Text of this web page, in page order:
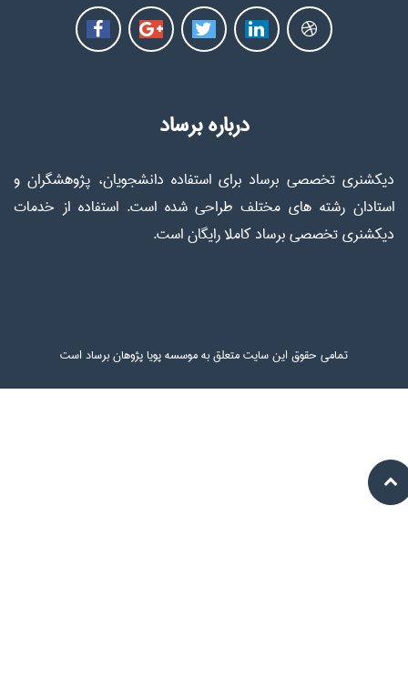
درباره برساد
دیکشنری تخصصی برساد برای استفاده دانشجویان، پژوهشگران و
استادان رشته های مختلف طراحی شده است. استفاده از خدمات
دیکشنری تخصصی برساد کاملا رایگان است.
تمامی حقوق این سایت متعلق به موسسه پویا پژوهان برساد است